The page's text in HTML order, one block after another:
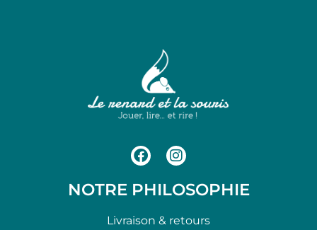
NOTRE PHILOSOPHIE
Livraison & retours